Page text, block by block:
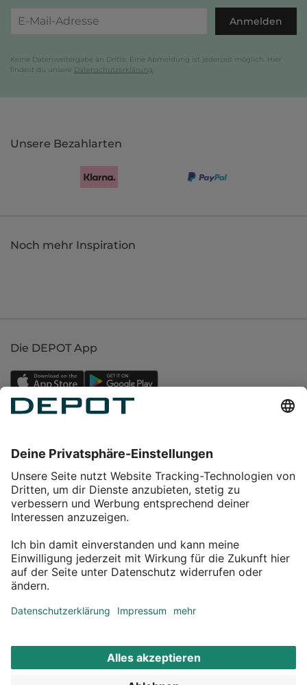
Anmelden
Keine Datenweitergabe an Dritte. Eine Abmeldung ist jederzeit möglich. Hier
findest du unsere Datenschutzerklärung
Unsere Bezahlarten
Noch mehr Inspiration
Die DEPOT App
Service
Über DEPOT
Kontakt
Aktionsbedingungen